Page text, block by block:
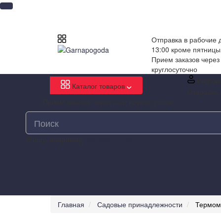
Отправка в рабочие
13:00 кроме
Прием заказов через
круглосуточно
Каталог товаров
Главная
Садовые принадлежности